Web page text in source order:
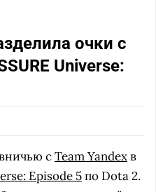
очки с
Universe:
сTeam Yandexв
Episode 5по Dota 2.